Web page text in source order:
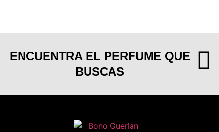
ENCUENTRA EL PERFUME QUE
BUSCAS